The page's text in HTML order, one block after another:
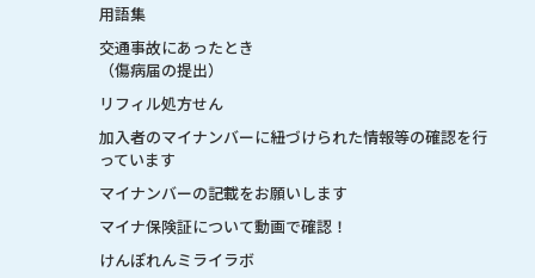
用語集
交通事故にあったとき
（傷病届の提出）
リフィル処方せん
加入者のマイナンバーに紐づけられた情報等の確認を行
っています
マイナンバーの記載をお願いします
マイナ保険証について動画で確認！
けんぽれんミライラボ